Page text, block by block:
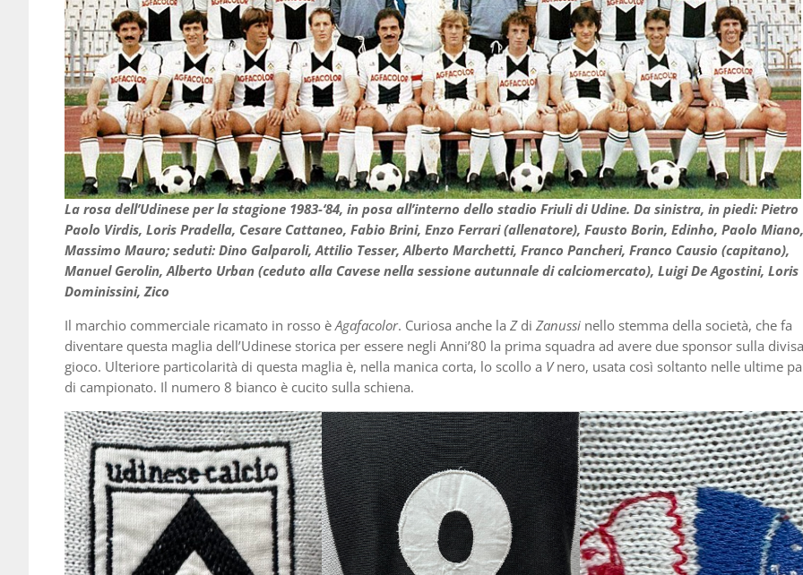
La rosa dell’Udinese per la stagione 1983-‘84, in posa all’interno dello stadio Friuli di Udine. Da sinistra, in piedi: Pietro
Paolo Virdis, Loris Pradella, Cesare Cattaneo, Fabio Brini, Enzo Ferrari (allenatore), Fausto Borin, Edinho, Paolo Miano,
Massimo Mauro; seduti: Dino Galparoli, Attilio Tesser, Alberto Marchetti, Franco Pancheri, Franco Causio (capitano),
Manuel Gerolin, Alberto Urban (ceduto alla Cavese nella sessione autunnale di calciomercato), Luigi De Agostini, Loris
Dominissini, Zico
Il marchio commerciale ricamato in rosso è Agafacolor. Curiosa anche la Zdi Zanussi nello stemma della società, che fa
diventare questa maglia dell’Udinese storica per essere negli Anni’80 la prima squadra ad avere due sponsor sulla
gioco. Ulteriore particolarità di questa maglia è, nella manica corta, lo scollo a Vnero, usata così soltanto nelle ultime
di campionato. Il numero 8 bianco è cucito sulla schiena.